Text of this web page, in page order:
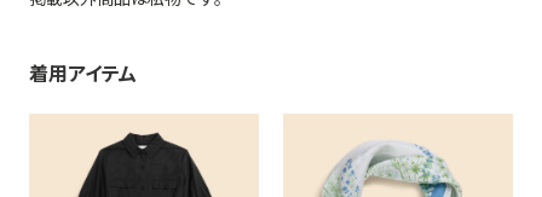
着用アイテム